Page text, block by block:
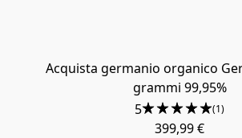
Acquista germanio organico
grammi 99,95%
5
(1)
399,99 €